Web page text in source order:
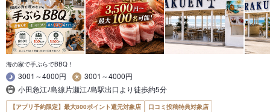
海の家で手ぶらでBBQ！
3001～4000円
3001～4000円
小田急江ﾉ島線片瀬江ﾉ島駅出口より徒歩約5分
【アプリ予約限定】最大800ポイント還元対象店 口コミ投稿特典対象店